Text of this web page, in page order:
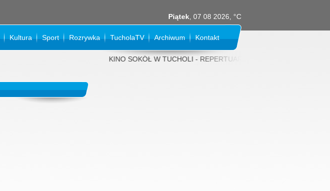
Piątek , 07 08 2026, °C
Kultura Sport Rozrywka TucholaTV Archiwum Kontakt
KINO SOKÓŁ W TUCHOLI - REPERTUAR NA SIERPIEŃ 2026 rok: